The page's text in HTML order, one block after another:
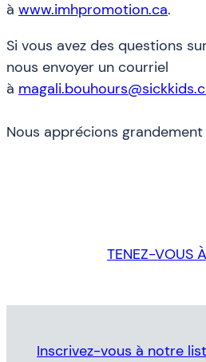
à www.imhpromotion.ca.
Si vous avez des questions
nous envoyer un courriel
à
Nous apprécions
TENEZ-VOUS
Inscrivez-vous à notre